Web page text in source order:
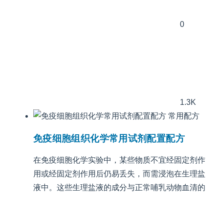
0
1.3K
常用配方
免疫细胞组织化学常用试剂配置配方
在免疫细胞化学实验中，某些物质不宜经固定剂作
用或经固定剂作用后仍易丢失，而需浸泡在生理盐
液中。这些生理盐液的成分与正常哺乳动物血清的